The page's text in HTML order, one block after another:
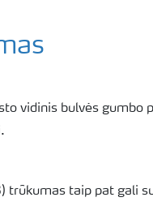
vidinis bulvės gumbo
trūkumas taip pat gali